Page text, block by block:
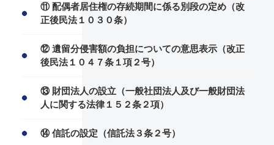
⑪ 配偶者居住権の存続期間に係る別段の定め（改
正後民法１０３０条）
⑫ 遺留分侵害額の負担についての意思表示（改正
後民法１０４７条１項２号）
⑬ 財団法人の設立（一般社団法人及び一般財団法
人に関する法律１５２条２項）
⑭ 信託の設定（信託法３条２号）